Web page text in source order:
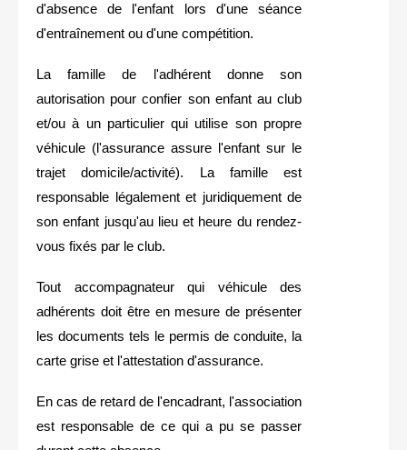
d'absence de l'enfant lors d'une séance
d'entraînement ou d'une compétition.
La famille de l'adhérent donne son
autorisation pour confier son enfant au club
et/ou à un particulier qui utilise son propre
véhicule (l'assurance assure l'enfant sur le
trajet domicile/activité). La famille est
responsable légalement et juridiquement de
son enfant jusqu'au lieu et heure du rendez-
vous fixés par le club.
Tout accompagnateur qui véhicule des
adhérents doit être en mesure de présenter
les documents tels le permis de conduite, la
carte grise et l'attestation d'assurance.
En cas de retard de l'encadrant, l'association
est responsable de ce qui a pu se passer